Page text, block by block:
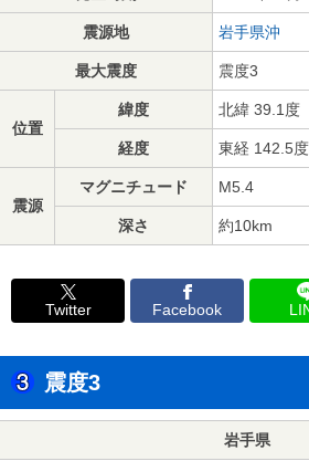
震源地 岩手県沖
最大震度 震度3
位置
緯度 北緯 39.1度
経度 東経 142.5度
震源
マグニチュード M5.4
深さ 約10km
Twitter Facebook
震度3
岩手県